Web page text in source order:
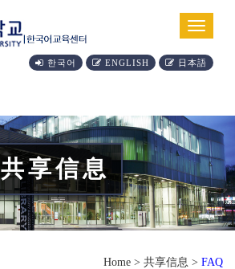
Toggle
한국어 ENGLISH 日本語
共享信息
Home > 共享信息 > FAQ